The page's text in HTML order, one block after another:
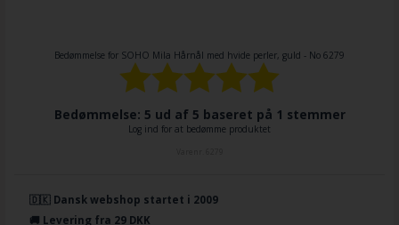
Bedømmelse for SOHO Mila Hårnål med hvide perler, guld - No 6279
Bedømmelse: 5 ud af 5 baseret på 1 stemmer
Log ind for at bedømme produktet
🇩🇰 Dansk webshop startet i 2009
🚚 Levering fra 29 DKK